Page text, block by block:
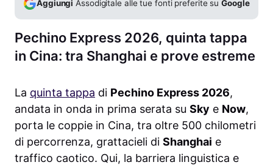
Aggiungi Assodigitale alle tue fonti preferite suGoogle
Pechino Express 2026, quinta tappa
in Cina: tra Shanghai e prove estreme
La quinta tappa di Pechino Express 2026,
andata in onda in prima serata su Sky e Now,
porta le coppie in Cina, tra oltre 500 chilometri
di percorrenza, grattacieli di Shanghai e
traffico caotico. Qui, la barriera linguistica e